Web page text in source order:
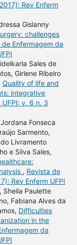
Rev Enferm
Gislanny
challenges
de Enfermagem da
Sales de
Girlene Ribeiro
Quality of life and
integrative
v. 6 n. 3
Fonseca
Sarmento,
Livramento
e Silva Sales,
, Revista de
Rev Enferm UFPI
Sheila Paulette
Fabiana Alves da
Difficulties
in the
da